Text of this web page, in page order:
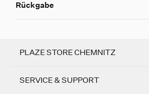
Rückgabe
PLAZE STORE CHEMNITZ
SERVICE & SUPPORT